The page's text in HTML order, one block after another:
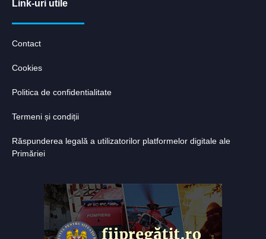
Link-uri utile
Contact
Cookies
Politica de confidentialitate
Termeni și condiții
Răspunderea legală a utilizatorilor platformelor digitale ale
Primăriei